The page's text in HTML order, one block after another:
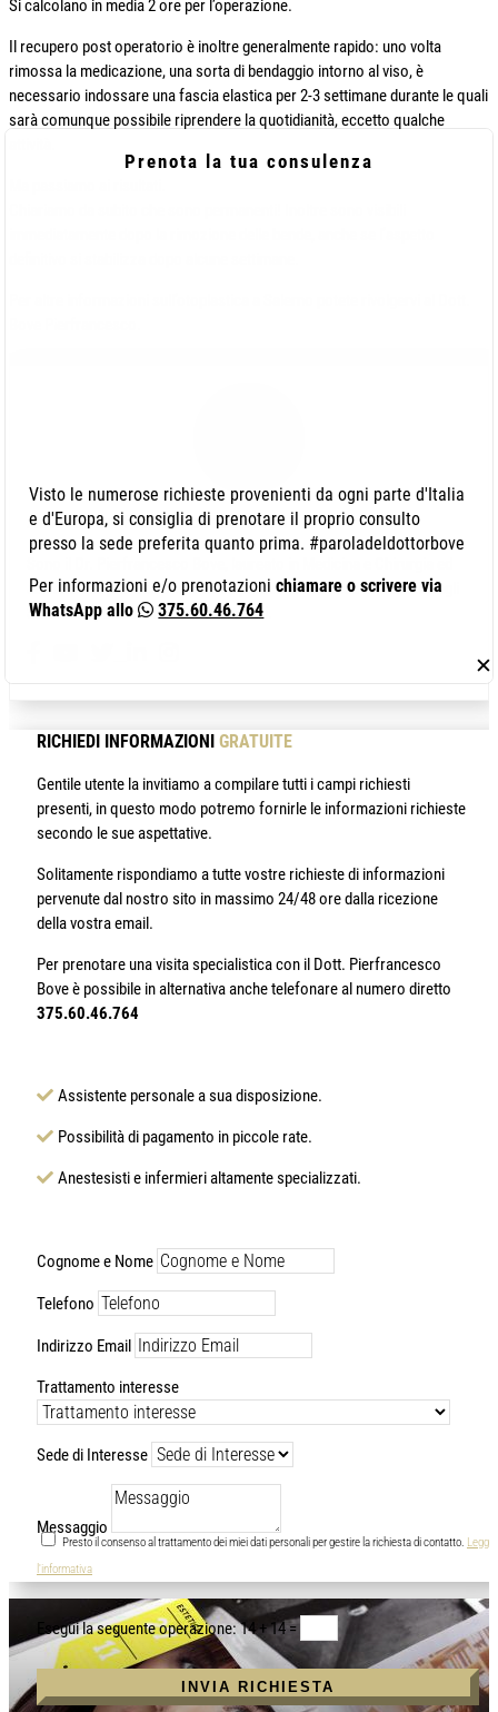
Si calcolano in media 2 ore per l’operazione.
Il recupero post operatorio è inoltre generalmente rapido: uno volta
rimossa la medicazione, una sorta di bendaggio intorno al viso, è
necessario indossare una fascia elastica per 2-3 settimane durante le quali
sarà comunque possibile riprendere la quotidianità, eccetto qualche
Autore: Dr. Pierfrancesco Bove
abilitato alla professione medica presso la Seconda Università degli
Studi di Napoli con il massimo dei voti.
RICHIEDI INFORMAZIONI GRATUITE
Gentile utente la invitiamo a compilare tutti i campi richiesti
presenti, in questo modo potremo fornirle le informazioni richieste
secondo le sue aspettative.
Solitamente rispondiamo a tutte vostre richieste di informazioni
pervenute dal nostro sito in massimo 24/48 ore dalla ricezione
della vostra email.
Per prenotare una visita specialistica con il Dott. Pierfrancesco
Bove è possibile in alternativa anche telefonare al numero diretto
375.60.46.764
Assistente personale a sua disposizione.
Possibilità di pagamento in piccole rate.
Anestesisti e infermieri altamente specializzati.
Cognome e Nome
Telefono
Indirizzo Email
Trattamento interesse
Sede di Interesse
Messaggio
Presto il consenso al trattamento dei miei dati personali per gestire la richiesta di contatto. Leggi
l'informativa
14 + 14 =
INVIA RICHIESTA
Prenota la tua consulenza
✕
Visto le numerose richieste provenienti da ogni parte d'Italia
e d'Europa, si consiglia di prenotare il proprio consulto
presso la sede preferita quanto prima. #paroladeldottorbove
Per informazioni e/o prenotazionichiamare o scrivere via
WhatsApp allo
375.60.46.764